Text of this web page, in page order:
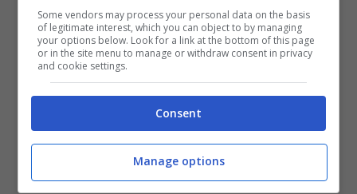
Questa non è certo la prima volta
che Laura Chiatti
follower senza parole con la sua incredibile
bellezza e la sua assurda sensualità. In
qualunque modo decide di mostrarsi e con
ogni look fa girare continuamente la testa
Some vendors may process your personal data on the basis
of legitimate interest, which you can object to by managing
your options below. Look for a link at the bottom of this page
or in the site menu to manage or withdraw consent in privacy
and cookie settings.
Consent
Manage options